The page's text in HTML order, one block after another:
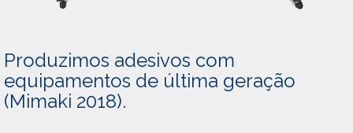
Produzimos adesivos com
equipamentos de última geração
(Mimaki 2018).